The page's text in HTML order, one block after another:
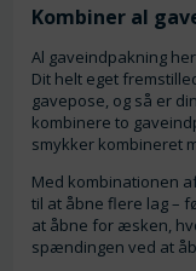
Kombiner al
Al gaveindpakning
Dit helt eget
gavepose, og så er
kombinere to
smykker kombineret
Med kombinationen
til at åbne flere lag –
at åbne for æsken,
spændingen ved at